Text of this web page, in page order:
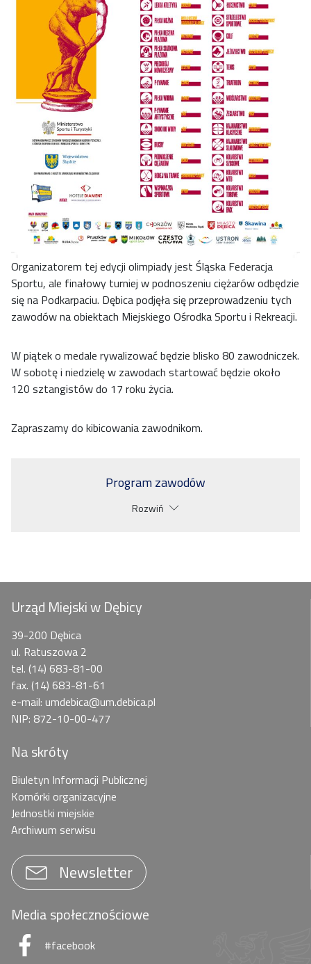
Organizatorem tej edycji olimpiady jest Śląska Federacja
Sportu, ale finałowy turniej w podnoszeniu ciężarów odbędzie
się na Podkarpaciu. Dębica podjęła się przeprowadzeniu tych
zawodów na obiektach Miejskiego Ośrodka Sportu i Rekreacji.
W piątek o medale rywalizować będzie blisko 80 zawodniczek.
W sobotę i niedzielę w zawodach startować będzie około
120 sztangistów do 17 roku życia.
Zapraszamy do kibicowania zawodnikom.
Program zawodów
Rozwiń
Urząd Miejski w Dębicy
39-200 Dębica
ul. Ratuszowa 2
tel. (14) 683-81-00
fax. (14) 683-81-61
e-mail: umdebica@um.debica.pl
NIP: 872-10-00-477
Na skróty
Biuletyn Informacji Publicznej
Komórki organizacyjne
Jednostki miejskie
Archiwum serwisu
Newsletter
Media społecznościowe
#facebook